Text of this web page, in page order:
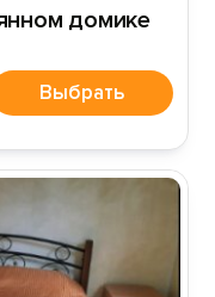
домике
Выбрать